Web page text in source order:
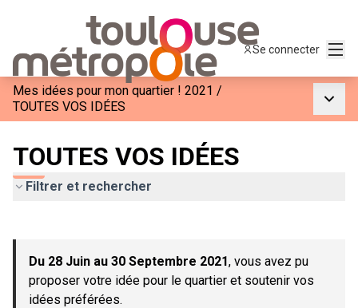
Se connecter
Mes idées pour mon quartier ! 2021 /
TOUTES VOS IDÉES
TOUTES VOS IDÉES
Filtrer et rechercher
−
Du 28 Juin au 30 Septembre 2021, vous avez pu
proposer votre idée pour le quartier et soutenir vos
idées préférées.